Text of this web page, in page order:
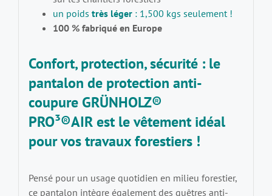
un poids très léger: 1,500 kgs seulement !
100 % fabriqué en Europe
Confort, protection, sécurité : le
pantalon de protection anti-
coupure GRÜNHOLZ®
PRO³®AIRest le vêtement idéal
pour vos travaux forestiers !
Pensé pour un usage quotidien en milieu forestier,
ce pantalon intègre également des guêtres anti-